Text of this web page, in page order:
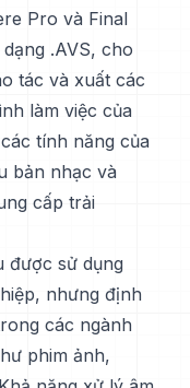
Pro và Final
.AVS, cho
tác và xuất các
làm việc của
tính năng của
bản nhạc và
cấp trải
được sử dụng
nhưng định
các ngành
phim ảnh,